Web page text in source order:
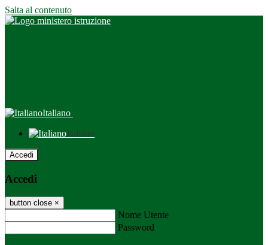
Salta al contenuto
Italiano
Italiano
Accedi
Accedi
button close ×
Nome Utente
Password